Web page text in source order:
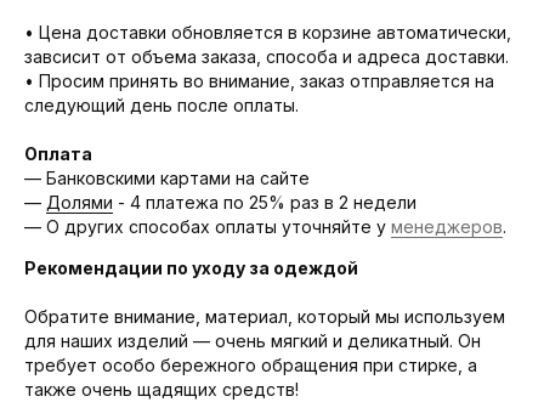
• Цена доставки обновляется в корзине автоматически,
завсисит от объема заказа, способа и адреса доставки.
• Просим принять во внимание, заказ отправляется на
следующий день после оплаты.
Оплата
— Банковскими картами на сайте
— Долями - 4 платежа по 25% раз в 2 недели
— О других способах оплаты уточняйте у менеджеров.
Рекомендации по уходу за одеждой
Обратите внимание, материал, который мы используем
для наших изделий — очень мягкий и деликатный. Он
требует особо бережного обращения при стирке, а
также очень щадящих средств!